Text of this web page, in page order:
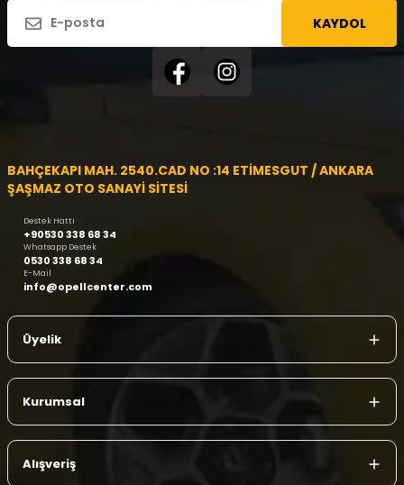
KAYDOL
BAHÇEKAPI MAH. 2540.CAD NO :14 ETİMESGUT / ANKARA
ŞAŞMAZ OTO SANAYİ SİTESİ
Destek Hattı
+90530 338 68 34
Whatsapp Destek
0530 338 68 34
E-Mail
info@opellcenter.com
Üyelik
Kurumsal
Alışveriş